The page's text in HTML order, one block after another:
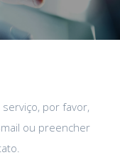
por favor,
ou preencher